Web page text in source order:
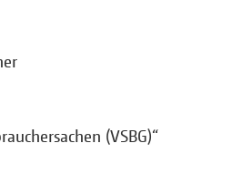
(VSBG)“